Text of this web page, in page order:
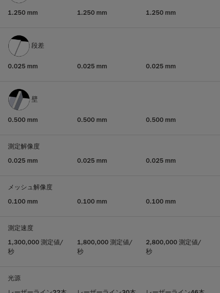
1.250 mm 1.250 mm 1.250 mm
段差
0.025 mm 0.025 mm 0.025 mm
壁
0.500 mm 0.500 mm 0.500 mm
測定解像度
0.025 mm
0.025 mm 0.025 mm
メッシュ解像度
0.100 mm
0.100 mm 0.100 mm
測定速度
1,300,000 測定値/
秒
1,800,000 測定値/
秒
2,800,000 測定値/
秒
光源